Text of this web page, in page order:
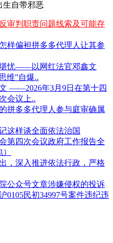
生自带邪恶
审判职责问题线索及可能存
样偏袒拼多多代理人让其参
忧——以网红法官邓鑫文
维”自爆..
——2026年3月9日在第十四
会议上..
拼多多代理人参与庭审确属
这样谈全面依法治国
第四次会议政府工作报告全
，深入推进依法行政，严格
公众号文章涉嫌侵权的投诉
0105民初34997号案件违纪违